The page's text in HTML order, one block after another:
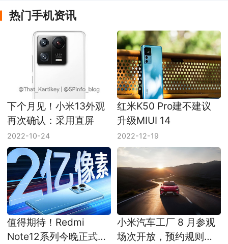
热门手机资讯
下个月见！小米13外观
再次确认：采用直屏
2022-10-24
红米K50 Pro建不建议
升级MIUI 14
2022-12-19
值得期待！Redmi
Note12系列今晚正式发
小米汽车工厂 8 月参观
场次开放，预约规则同